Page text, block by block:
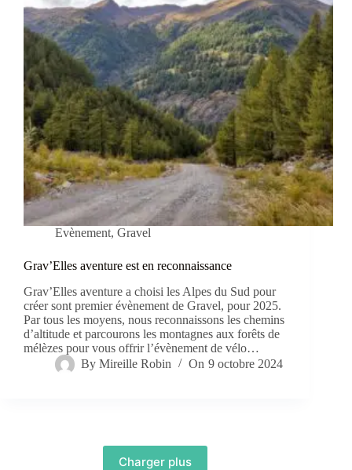
Evènement, Gravel
Grav’Elles aventure est en reconnaissance
Grav’Elles aventure a choisi les Alpes du Sud pour
créer sont premier évènement de Gravel, pour 2025.
Par tous les moyens, nous reconnaissons les chemins
d’altitude et parcourons les montagnes aux forêts de
mélèzes pour vous offrir l’évènement de vélo…
By Mireille Robin On 9 octobre 2024
Charger plus